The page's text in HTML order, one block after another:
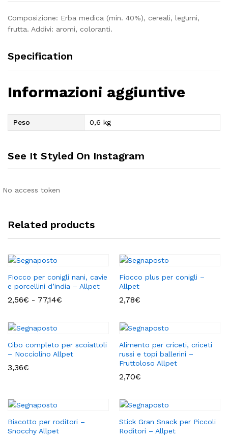
Composizione: Erba medica (min. 40%), cereali, legumi,
frutta. Addivi: aromi, coloranti.
Specification
Informazioni aggiuntive
Peso 0,6 kg
See It Styled On Instagram
No access token
Related products
Fiocco per conigli nani, cavie
e porcellini d’india – Allpet
2,56€ - 77,14€
77,14€
Fiocco plus per conigli –
Allpet
2,78€
Cibo completo per scoiattoli
– Nocciolino Allpet
3,36€
Alimento per criceti, criceti
russi e topi ballerini –
Fruttoloso Allpet
2,70€
Biscotto per roditori –
Snocchy Allpet
Stick Gran Snack per Piccoli
Roditori – Allpet